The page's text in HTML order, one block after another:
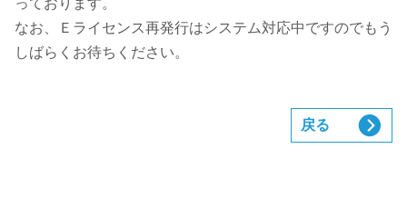
っております。
なお、Ｅライセンス再発行はシステム対応中ですのでもう
しばらくお待ちください。
戻る